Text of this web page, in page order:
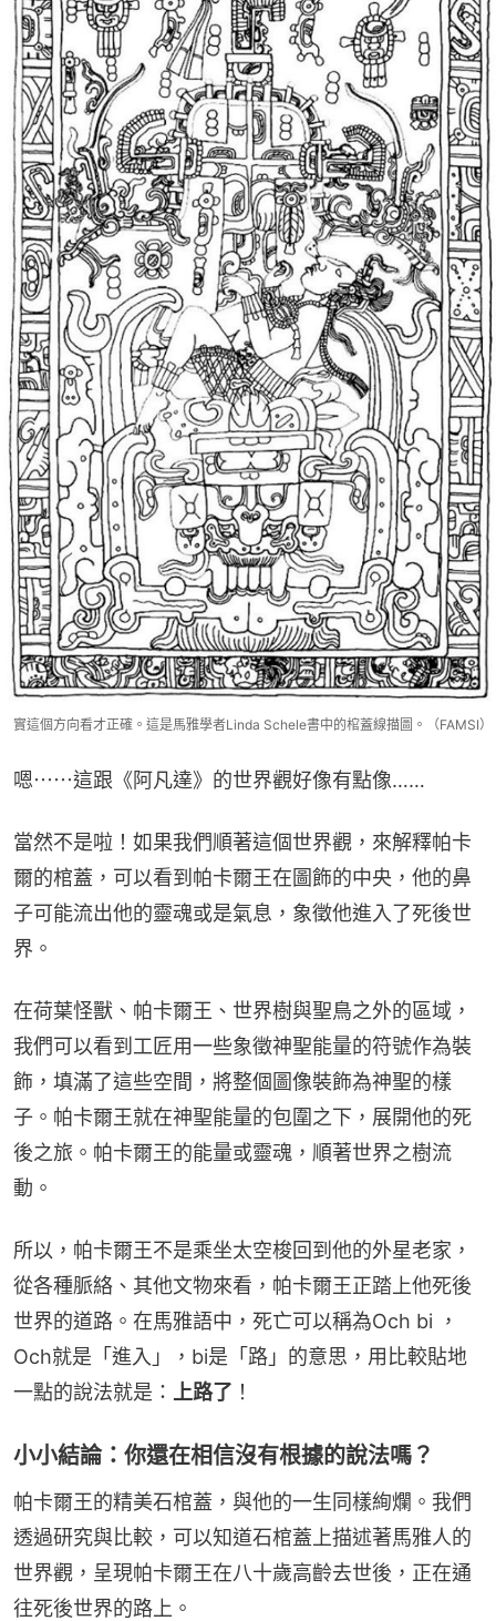
實這個方向看才正確。這是馬雅學者Linda Schele書中的棺蓋線描圖。（FAMSI）
嗯⋯⋯這跟《阿凡達》的世界觀好像有點像……
當然不是啦！如果我們順著這個世界觀，來解釋帕卡
爾的棺蓋，可以看到帕卡爾王在圖飾的中央，他的鼻
子可能流出他的靈魂或是氣息，象徵他進入了死後世
界。
在荷葉怪獸、帕卡爾王、世界樹與聖鳥之外的區域，
我們可以看到工匠用一些象徵神聖能量的符號作為裝
飾，填滿了這些空間，將整個圖像裝飾為神聖的樣
子。帕卡爾王就在神聖能量的包圍之下，展開他的死
後之旅。帕卡爾王的能量或靈魂，順著世界之樹流
動。
所以，帕卡爾王不是乘坐太空梭回到他的外星老家，
從各種脈絡、其他文物來看，帕卡爾王正踏上他死後
世界的道路。在馬雅語中，死亡可以稱為Och bi ，
Och就是「進入」，bi是「路」的意思，用比較貼地
一點的說法就是：
上路了 ！
小小結論：你還在相信沒有根據的說法嗎？
帕卡爾王的精美石棺蓋，與他的一生同樣絢爛。我們
透過研究與比較，可以知道石棺蓋上描述著馬雅人的
世界觀，呈現帕卡爾王在八十歲高齡去世後，正在通
往死後世界的路上。